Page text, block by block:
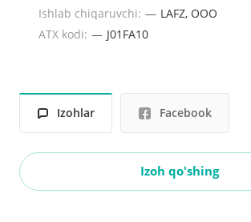
Ishlab chiqaruvchi: — LAFZ, ООО
ATX kodi: — J01FA10
Izohlar Facebook
Izoh qo'shing